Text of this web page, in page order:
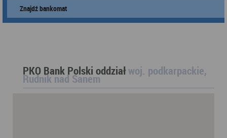
Znajdź bankomat
PKO Bank Polski oddziałwoj. podkarpackie,
Rudnik nad Sanem